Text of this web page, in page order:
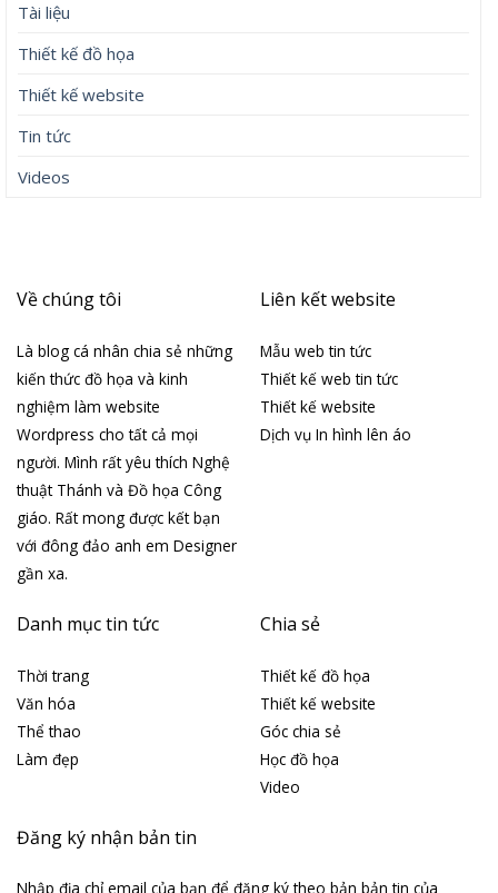
Tài liệu
Thiết kế đồ họa
Thiết kế website
Tin tức
Videos
Về chúng tôi
Là blog cá nhân chia sẻ những
kiến thức đồ họa và kinh
nghiệm làm website
Wordpress cho tất cả mọi
người. Mình rất yêu thích Nghệ
thuật Thánh và Đồ họa Công
giáo. Rất mong được kết bạn
với đông đảo anh em Designer
gần xa.
Liên kết website
Mẫu web tin tức
Thiết kế web tin tức
Thiết kế website
Dịch vụ In hình lên áo
Danh mục tin tức
Thời trang
Văn hóa
Thể thao
Làm đẹp
Chia sẻ
Thiết kế đồ họa
Thiết kế website
Góc chia sẻ
Học đồ họa
Video
Đăng ký nhận bản tin
Nhập địa chỉ email của bạn để đăng ký theo bản bản tin của